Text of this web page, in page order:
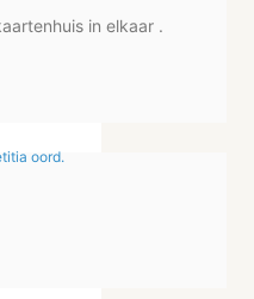
in elkaar .
oord.